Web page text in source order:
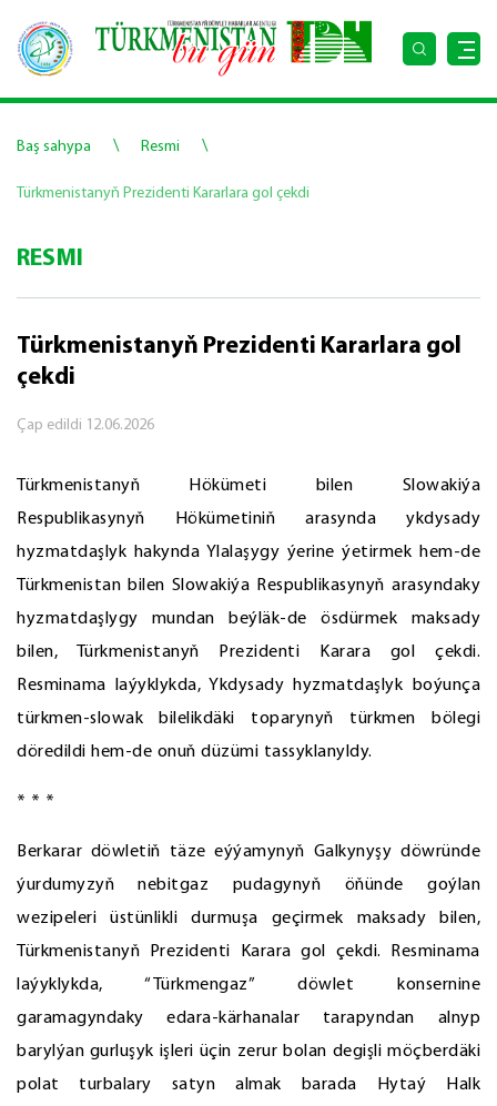
Baş sahypa \ Resmi \
Türkmenistanyň Prezidenti Kararlara gol çekdi
RESMI
Türkmenistanyň Prezidenti Kararlara gol
çekdi
Çap edildi 12.06.2026
Türkmenistanyň Hökümeti bilen Slowakiýa
Respublikasynyň Hökümetiniň arasynda ykdysady
hyzmatdaşlyk hakynda Ylalaşygy ýerine ýetirmek hem-de
Türkmenistan bilen Slowakiýa Respublikasynyň arasyndaky
hyzmatdaşlygy mundan beýläk-de ösdürmek maksady
bilen, Türkmenistanyň Prezidenti Karara gol çekdi.
Resminama laýyklykda, Ykdysady hyzmatdaşlyk boýunça
türkmen-slowak bilelikdäki toparynyň türkmen bölegi
döredildi hem-de onuň düzümi tassyklanyldy.
* * *
Berkarar döwletiň täze eýýamynyň Galkynyşy döwründe
ýurdumyzyň nebitgaz pudagynyň öňünde goýlan
wezipeleri üstünlikli durmuşa geçirmek maksady bilen,
Türkmenistanyň Prezidenti Karara gol çekdi. Resminama
laýyklykda, “Türkmengaz” döwlet konsernine
garamagyndaky edara-kärhanalar tarapyndan alnyp
barylýan gurluşyk işleri üçin zerur bolan degişli möçberdäki
polat turbalary satyn almak barada Hytaý Halk